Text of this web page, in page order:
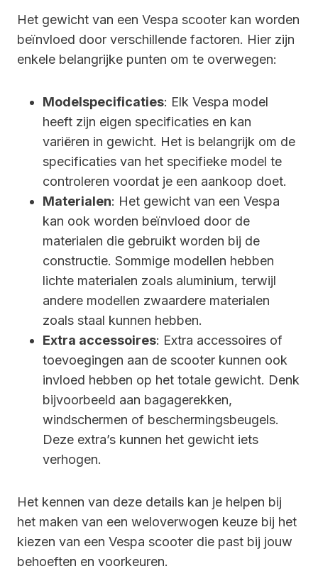
Het gewicht van een Vespa scooter kan worden
beïnvloed door verschillende factoren. Hier zijn
enkele belangrijke punten om te overwegen:
Modelspecificaties: Elk Vespa model
heeft zijn eigen specificaties en kan
variëren in gewicht. Het is belangrijk om de
specificaties van het specifieke model te
controleren voordat je een aankoop doet.
Materialen: Het gewicht van een Vespa
kan ook worden beïnvloed door de
materialen die gebruikt worden bij de
constructie. Sommige modellen hebben
lichte materialen zoals aluminium, terwijl
andere modellen zwaardere materialen
zoals staal kunnen hebben.
Extra accessoires: Extra accessoires of
toevoegingen aan de scooter kunnen ook
invloed hebben op het totale gewicht. Denk
bijvoorbeeld aan bagagerekken,
windschermen of beschermingsbeugels.
Deze extra’s kunnen het gewicht iets
verhogen.
Het kennen van deze details kan je helpen bij
het maken van een weloverwogen keuze bij het
kiezen van een Vespa scooter die past bij jouw
behoeften en voorkeuren.